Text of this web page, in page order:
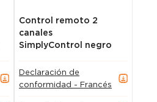
Control remoto 2
canales
SimplyControl negro
Declaración de
conformidad - Francés